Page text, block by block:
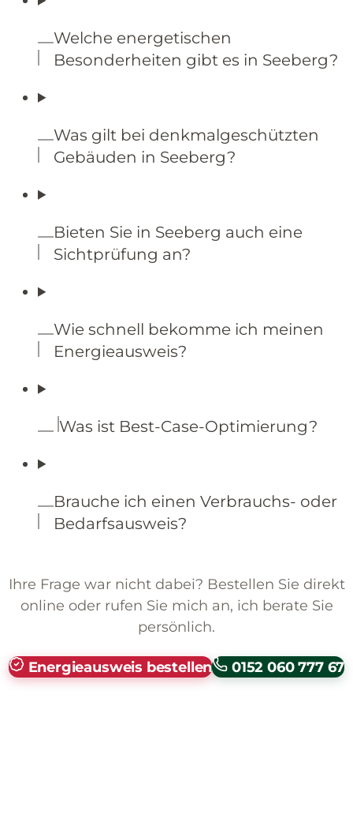
Welche energetischen
Besonderheiten gibt es in Seeberg?
Was gilt bei denkmalgeschützten
Gebäuden in Seeberg?
Bieten Sie in Seeberg auch eine
Sichtprüfung an?
Wie schnell bekomme ich meinen
Energieausweis?
Was ist Best-Case-Optimierung?
Brauche ich einen Verbrauchs- oder
Bedarfsausweis?
Ihre Frage war nicht dabei? Bestellen Sie direkt
online oder rufen Sie mich an, ich berate Sie
persönlich.
Energieausweis bestellen 0152 060 777 67